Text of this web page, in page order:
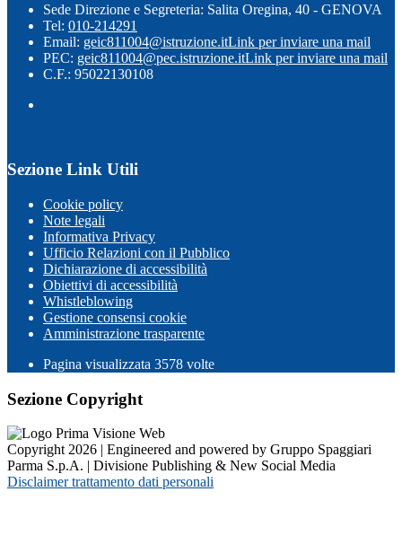
Sede Direzione e Segreteria: Salita Oregina, 40 - GENOVA
Tel: 010-214291
Email: geic811004@istruzione.itLink per inviare una mail
PEC: geic811004@pec.istruzione.itLink per inviare una mail
C.F.: 95022130108
Sezione Link Utili
Cookie policy
Note legali
Informativa Privacy
Ufficio Relazioni con il Pubblico
Dichiarazione di accessibilità
Obiettivi di accessibilità
Whistleblowing
Gestione consensi cookie
Amministrazione trasparente
Pagina visualizzata 3578 volte
Sezione Copyright
Copyright 2026 | Engineered and powered by Gruppo Spaggiari
Parma S.p.A. | Divisione Publishing & New Social Media
Disclaimer trattamento dati personali